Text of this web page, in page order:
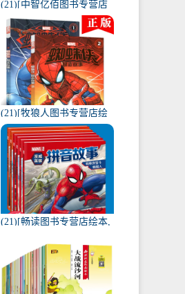
(21)[中智亿佰图书专营店
漫画书籍]现货 疯了桂宝漫
画书21 宝漫卷 阿月销量72
件仅售20.8元
(21)[牧狼人图书专营店绘
本,图画书]正版蜘蛛侠励志
故事书漫威电影儿童漫画
月销量169件仅售45元
(21)[畅读图书专营店绘本,
书全套6册神奇蜘蛛月销量
190件仅售49.8元